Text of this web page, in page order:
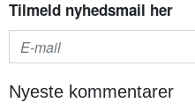
Tilmeld nyhedsmail her
Nyeste kommentarer